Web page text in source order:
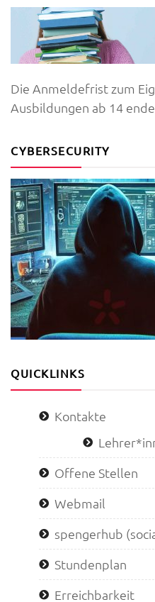
Die Anmeldefrist zum
Ausbildungen ab 14
CYBERSECURITY
QUICKLINKS
Kontakte
Offene Stellen
Webmail
spengerhub
Stundenplan
Erreichbarkeit